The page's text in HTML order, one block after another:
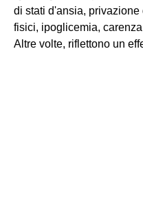
di stati d'ansia,
fisici, ipoglicemia,
Altre volte, riflettono un